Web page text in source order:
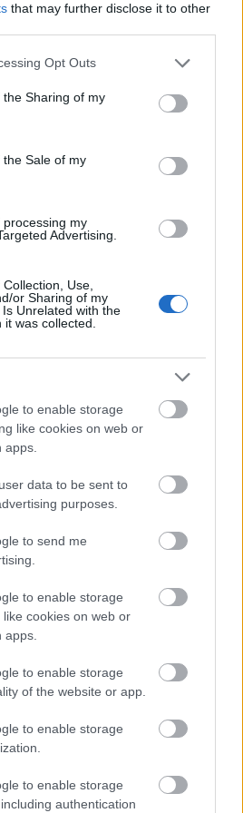
that may further disclose it to other
app uses one or more Google
usage behaviour. You may click to
Google and its third-party tags to
purposes in below Google
Opt Outs
Sharing of my
Sale of my
my
Advertising.
Use,
or Sharing of my
Unrelated with the
was collected.
to enable storage
like cookies on web or
data to be sent to
purposes.
to send me
to enable storage
cookies on web or
to enable storage
of the website or app.
to enable storage
to enable storage
authentication
inkább lazán veszitek és
más és más a
a kulisszák mögött,
dalával lép fel. Nem is
jut tovább, aki a zsűri
versenyen pedig több
egyiket Tibi alakította
benne volt, aki
Amúgy ezen a
találtam, akikkel még
sőt többükkel
egy színpadon. A következő
is megjelenik!
énekesként hogyan
vagy az
is foglalkozol?
a munkát végzem.